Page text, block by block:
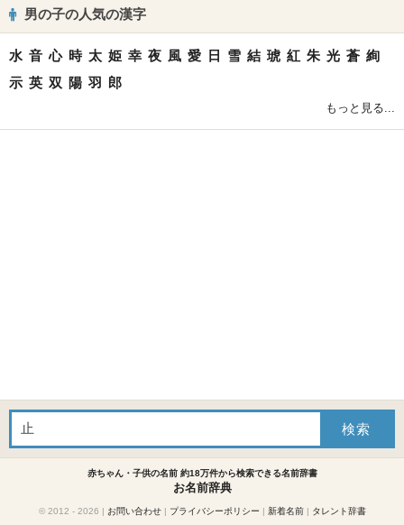
男の子の人気の漢字
水 音 心 時 太 姫 幸 夜 風 愛 日 雪 結 琥 紅 朱 光 蒼 絢
示 英 双 陽 羽 郎
もっと見る...
赤ちゃん・子供の名前 約18万件から検索できる名前辞書
お名前辞典
© 2012 - 2026 | お問い合わせ| プライバシーポリシー | 新着名前| タレント辞書